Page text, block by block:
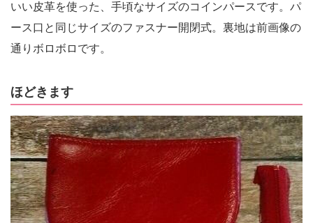
いい皮革を使った、手頃なサイズのコインパースです。パ
ース口と同じサイズのファスナー開閉式。裏地は前画像の
通りボロボロです。
ほどきます